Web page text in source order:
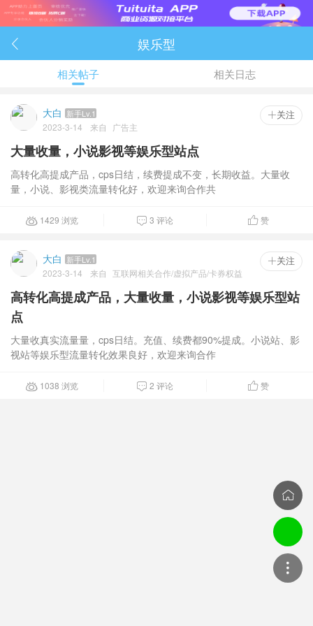
 娱乐型
相关帖子 相关日志
大白 新手Lv.1
2023-3-14 来自 广告主
 关注
大量收量，小说影视等娱乐型站点
高转化高提成产品，cps日结，续费提成不变，长期收益。大量收
量，小说、影视类流量转化好，欢迎来询合作共
1429 浏览  3 评论 赞
大白 新手Lv.1
2023-3-14 来自 互联网相关合作/虚拟产品/卡券权益
 关注
高转化高提成产品，大量收量，小说影视等娱乐型站
点
大量收真实流量量，cps日结。充值、续费都90%提成。小说站、影
视站等娱乐型流量转化效果良好，欢迎来询合作
1038 浏览  2 评论 赞
